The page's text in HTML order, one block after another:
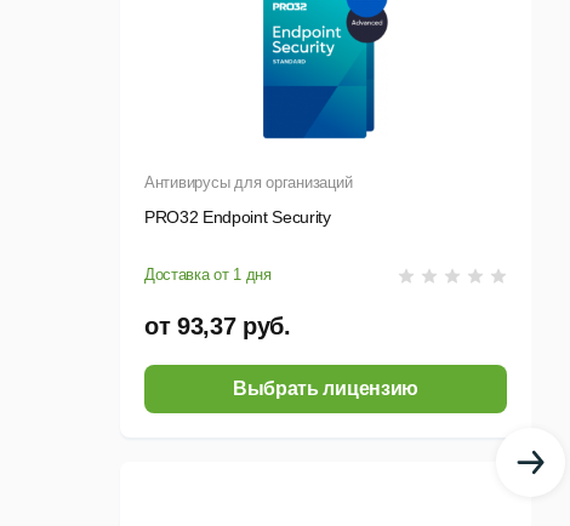
Антивирусы для организаций
PRO32 Endpoint Security
Доставка от 1 дня
от 93,37 руб.
Выбрать лицензию